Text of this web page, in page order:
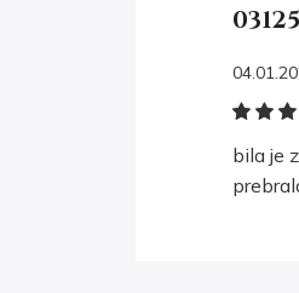
bila je